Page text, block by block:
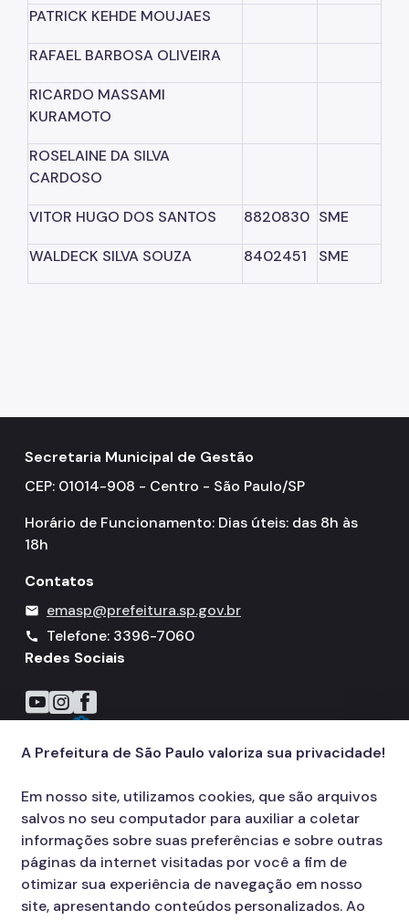
PATRICK KEHDE MOUJAES
RAFAEL BARBOSA OLIVEIRA
RICARDO MASSAMI
KURAMOTO
ROSELAINE DA SILVA
CARDOSO
VITOR HUGO DOS SANTOS 8820830 SME
WALDECK SILVA SOUZA 8402451 SME
Secretaria Municipal de Gestão
CEP: 01014-908 - Centro - São Paulo/SP
Horário de Funcionamento: Dias úteis: das 8h às
18h
Contatos
mail emasp@prefeitura.sp.gov.br
call
Telefone: 3396-7060
Redes Sociais
Icone do YouTube
Icone do Instagram
Icone do Facebook
A Prefeitura de São Paulo valoriza sua privacidade!
Em nosso site, utilizamos cookies, que são arquivos
salvos no seu computador para auxiliar a coletar
informações sobre suas preferências e sobre outras
páginas da internet visitadas por você a fim de
otimizar sua experiência de navegação em nosso
site, apresentando conteúdos personalizados. Ao